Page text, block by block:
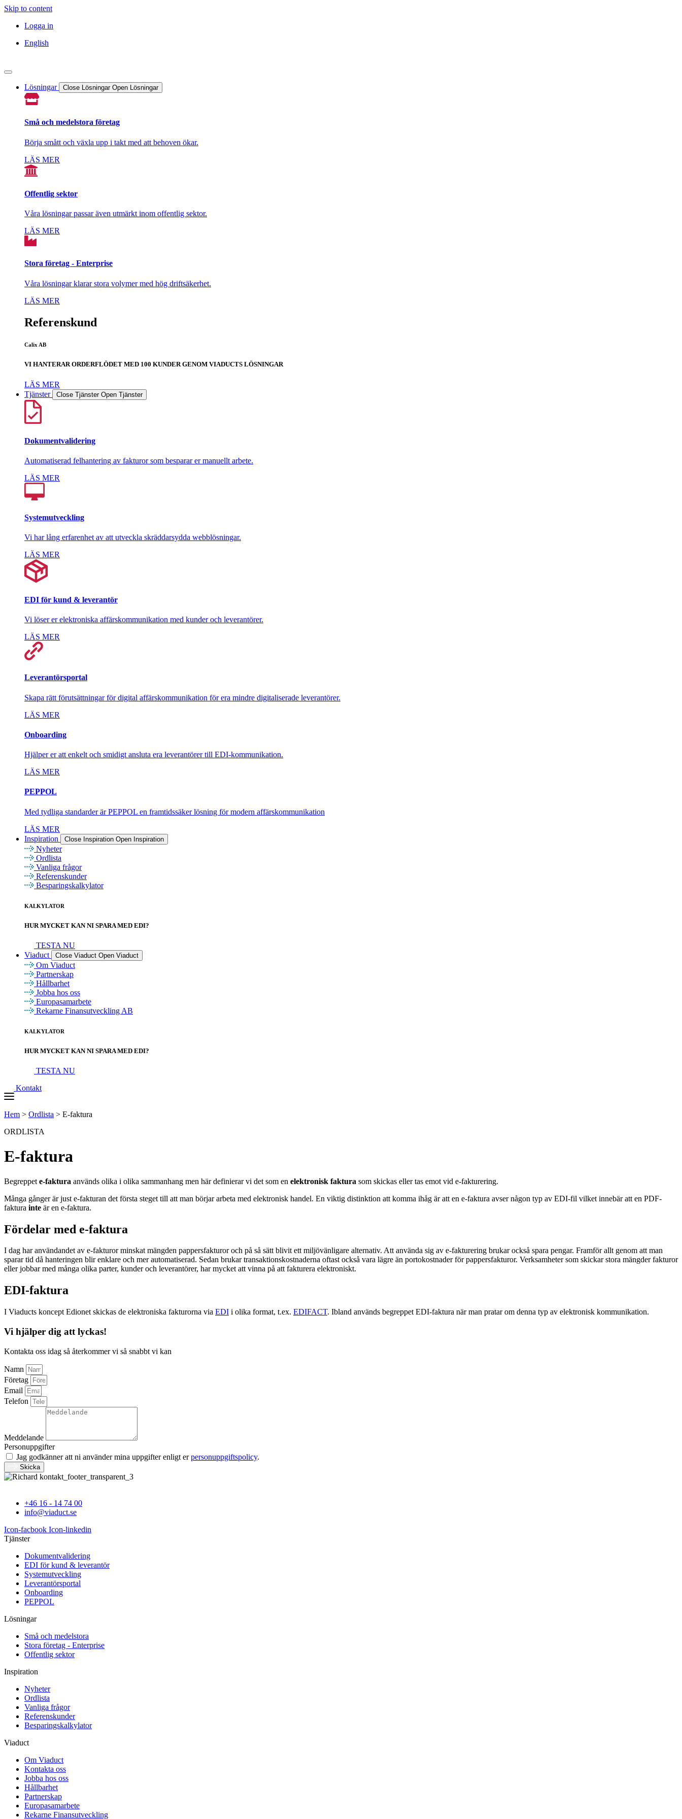
Skip to content
Logga in
English
Lösningar Close Lösningar Open Lösningar
Små och medelstora företag
Börja smått och växla upp i takt med att behoven ökar.
LÄS MER
Offentlig sektor
Våra lösningar passar även utmärkt inom offentlig sektor.
LÄS MER
Stora företag - Enterprise
Våra lösningar klarar stora volymer med hög driftsäkerhet.
LÄS MER
Referenskund
Calix AB
VI HANTERAR ORDERFLÖDET MED 100 KUNDER GENOM VIADUCTS LÖSNINGAR
LÄS MER
Tjänster
Close Tjänster Open Tjänster
Dokumentvalidering
Automatiserad felhantering av fakturor som besparar er manuellt arbete.
LÄS MER
Systemutveckling
Vi har lång erfarenhet av att utveckla skräddarsydda webblösningar.
LÄS MER
EDI för kund & leverantör
Vi löser er elektroniska affärskommunikation med kunder och leverantörer.
LÄS MER
Leverantörsportal
Skapa rätt förutsättningar för digital affärskommunikation för era mindre digitaliserade leverantörer.
LÄS MER
Onboarding
Hjälper er att enkelt och smidigt ansluta era leverantörer till EDI-kommunikation.
LÄS MER
PEPPOL
Med tydliga standarder är PEPPOL en framtidssäker lösning för modern affärskommunikation
LÄS MER
Inspiration
Close Inspiration Open Inspiration
Nyheter
Ordlista
Vanliga frågor
Referenskunder
Besparingskalkylator
KALKYLATOR
HUR MYCKET KAN NI SPARA MED EDI?
TESTA NU
Viaduct
Close Viaduct Open Viaduct
Om Viaduct
Partnerskap
Hållbarhet
Jobba hos oss
Europasamarbete
Rekarne Finansutveckling AB
KALKYLATOR
HUR MYCKET KAN NI SPARA MED EDI?
TESTA NU
Kontakt
Hem > Ordlista > E-faktura
ORDLISTA
E-faktura
Begreppet e-faktura används olika i olika sammanhang men här definierar vi det som en elektronisk faktura som skickas eller tas emot vid e-fakturering.
Många gånger är just e-fakturan det första steget till att man börjar arbeta med elektronisk handel. En viktig distinktion att komma ihåg är att en e-faktura avser någon typ av EDI-fil vilket innebär att en PDF-
faktura inte är en e-faktura.
Fördelar med e-faktura
I dag har användandet av e-fakturor minskat mängden pappersfakturor och på så sätt blivit ett miljövänligare alternativ. Att använda sig av e-fakturering brukar också spara pengar. Framför allt genom att man
sparar tid då hanteringen blir enklare och mer automatiserad. Sedan brukar transaktionskostnaderna oftast också vara lägre än portokostnader för pappersfakturor. Verksamheter som skickar stora mängder fakturor
eller jobbar med många olika parter, kunder och leverantörer, har mycket att vinna på att fakturera elektroniskt.
EDI-faktura
I Viaducts koncept Edionet skickas de elektroniska fakturorna via EDI i olika format, t.ex. EDIFACT. Ibland används begreppet EDI-faktura när man pratar om denna typ av elektronisk kommunikation.
Vi hjälper dig att lyckas!
Kontakta oss idag så återkommer vi så snabbt vi kan
Namn
Företag
Email
Telefon
Meddelande
Personuppgifter
Jag godkänner att ni använder mina uppgifter enligt erpersonuppgiftspolicy.
Skicka
+46 16 - 14 74 00
info@viaduct.se
Icon-facbook Icon-linkedin
Tjänster
Dokumentvalidering
EDI för kund & leverantör
Systemutveckling
Leverantörsportal
Onboarding
PEPPOL
Lösningar
Små och medelstora
Stora företag - Enterprise
Offentlig sektor
Inspiration
Nyheter
Ordlista
Vanliga frågor
Referenskunder
Besparingskalkylator
Viaduct
Om Viaduct
Kontakta oss
Jobba hos oss
Hållbarhet
Partnerskap
Europasamarbete
Rekarne Finansutveckling